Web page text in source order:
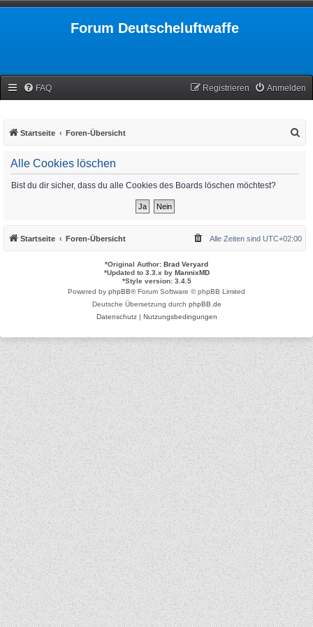
Forum Deutscheluftwaffe
FAQ Anmelden
Registrieren
Startseite Foren-Übersicht
Alle Cookies löschen
Bist du dir sicher, dass du alle Cookies des Boards löschen möchtest?
Startseite Foren-Übersicht Alle Zeiten sind UTC+02:00
*Original Author: Brad Veryard
*Updated to 3.3.x by MannixMD
*Style version: 3.4.5
Powered by phpBB® Forum Software © phpBB Limited
Deutsche Übersetzung durch phpBB.de
Datenschutz| Nutzungsbedingungen